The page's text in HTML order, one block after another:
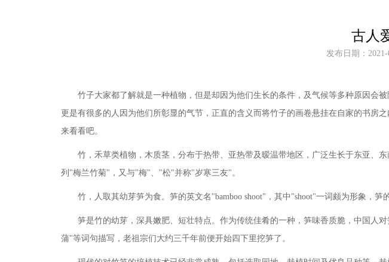
古人
发布日期：
竹子大家都了解就是一种植物，但是却因为他们生长的条件，及气候等多种原因会
更是有很多的人因为他们所彰显的气节，正直的含义而将竹子的画卷悬挂在自家的书房
来看看吧。
竹，禾草类植物，木质茎，分布于热带、亚热带及暧温带地区，广泛生长于东亚、
列 "梅兰竹菊"，又与"梅"、"松"并称"岁寒三友"。
竹，人取其幼芽笋为食。笋的英文名 "bamboo shoot"，其中"shoot"一词颇为形象，笋
笋是竹的幼芽，深具嫩肥、短壮特点。作为传统佳肴的一种，笋味香质脆，中国人
蒲"等词句描写，老祖宗们大约三千年前便开始四下里挖笋了。